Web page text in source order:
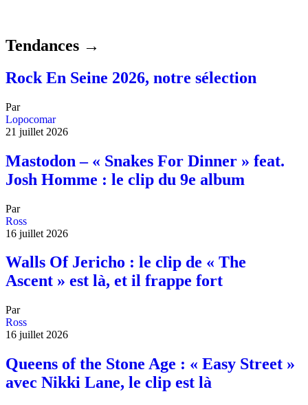
Tendances →
Rock En Seine 2026, notre sélection
Par
Lopocomar
21 juillet 2026
Mastodon – « Snakes For Dinner » feat.
Josh Homme : le clip du 9e album
Par
Ross
16 juillet 2026
Walls Of Jericho : le clip de « The
Ascent » est là, et il frappe fort
Par
Ross
16 juillet 2026
Queens of the Stone Age : « Easy Street »
avec Nikki Lane, le clip est là